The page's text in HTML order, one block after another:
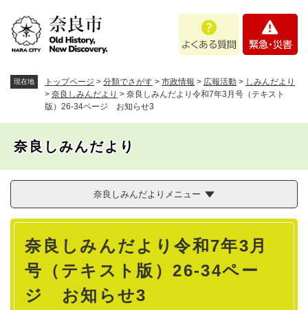
。
あ
問
・
現在地 トップページ > 分類でさがす > 市政情報 > 広報活動 > しみんだより
> 奈良しみんだより > 奈良しみんだより令和7年3月号（テキスト
版）26-34ページ お知らせ3
奈良しみんだより
奈良しみんだよりメニュー
本
奈良しみんだより令和7年3月
号（テキスト版）26-34ペー
ジ お知らせ3